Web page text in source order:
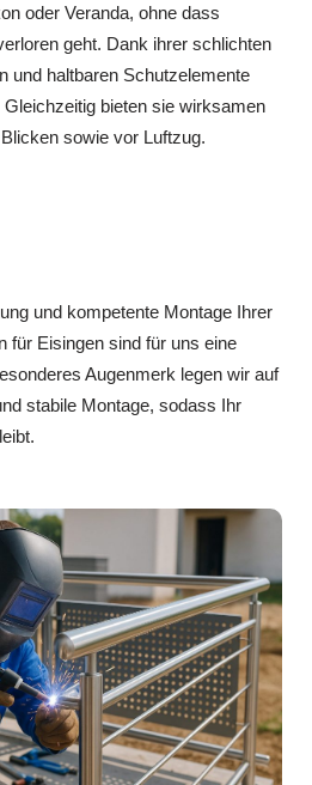
oder Veranda, ohne dass
geht. Dank ihrer schlichten
und haltbaren Schutzelemente
bieten sie wirksamen
sowie vor Luftzug.
und kompetente Montage Ihrer
für Eisingen sind für uns eine
Augenmerk legen wir auf
stabile Montage, sodass Ihr